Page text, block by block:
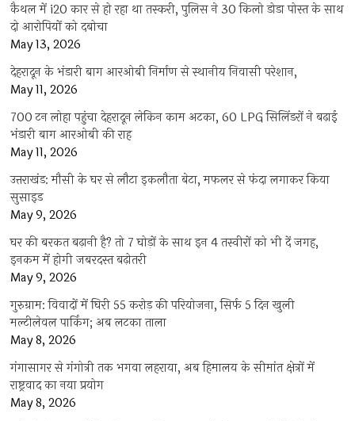
कैथल में i20 कार से हो रहा था तस्करी, पुलिस ने 30 किलो डोडा पोस्त के साथ
दो आरोपियों को दबोचा
May 13, 2026
देहरादून के भंडारी बाग आरओबी निर्माण से स्थानीय निवासी परेशान,
May 11, 2026
700 टन लोहा पहुंचा देहरादून लेकिन काम अटका, 60 LPG सिलिंडरों ने बढ़ाई
भंडारी बाग आरओबी की राह
May 11, 2026
उत्तराखंड: मौसी के घर से लौटा इकलौता बेटा, मफलर से फंदा लगाकर किया
सुसाइड
May 9, 2026
घर की बरकत बढ़ानी है? तो 7 घोड़ों के साथ इन 4 तस्वीरों को भी दें जगह,
इनकम में होगी जबरदस्त बढ़ोतरी
May 9, 2026
गुरुग्राम: विवादों में घिरी 55 करोड़ की परियोजना, सिर्फ 5 दिन खुली
मल्टीलेवल पार्किंग; अब लटका ताला
May 8, 2026
गंगासागर से गंगोत्री तक भगवा लहराया, अब हिमालय के सीमांत क्षेत्रों में
राष्ट्रवाद का नया प्रयोग
May 8, 2026